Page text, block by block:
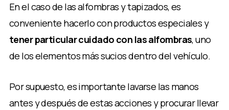
En el caso de las alfombras y tapizados, es
conveniente hacerlo con productos especiales y
tener particular cuidado con las alfombras, uno
de los elementos más sucios dentro del vehículo.
Por supuesto, es importante lavarse las manos
antes y después de estas acciones y procurar llevar